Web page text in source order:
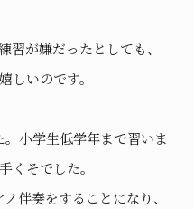
習が嫌だったとしても、
しいのです。
小学生低学年まで習いま
くそでした。
伴奏をすることになり、